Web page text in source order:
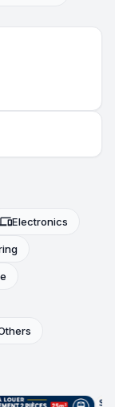
devicesElectronics